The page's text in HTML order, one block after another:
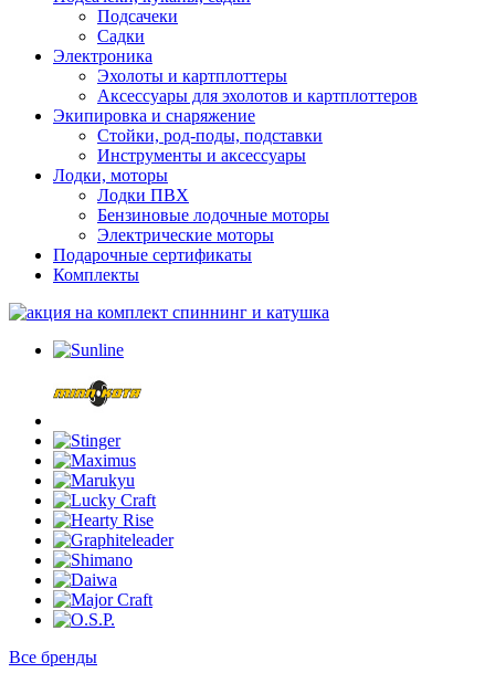
Подсачеки
Садки
Электроника
Эхолоты и картплоттеры
Аксессуары для эхолотов и картплоттеров
Экипировка и снаряжение
Стойки, род-поды, подставки
Инструменты и аксессуары
Лодки, моторы
Лодки ПВХ
Бензиновые лодочные моторы
Электрические моторы
Подарочные сертификаты
Комплекты
Все бренды